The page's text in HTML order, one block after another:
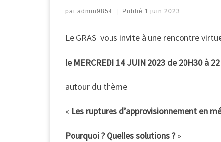
par admin9854 Publié 1 juin 2023
Le GRAS vous invite à une rencontre virtu
le MERCREDI 14 JUIN 2023 de 20H30 à
autour du thème
« Les ruptures d’approvisionnement en
Pourquoi ? Quelles solutions ?»